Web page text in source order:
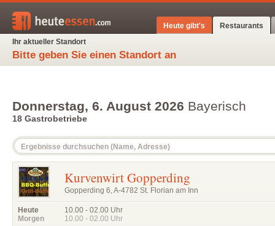
Restaurants
Heute gibt's
Ihr aktueller Standort
Bitte geben Sie einen Standort an
Donnerstag, 6. August 2026 Bayerisch
18 Gastrobetriebe
Kurvenwirt Gopperding
Gopperding 6, A-4782 St. Florian am Inn
Heute
Morgen
10.00 - 02.00 Uhr
10.00 - 02.00 Uhr